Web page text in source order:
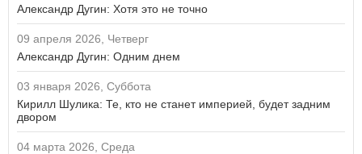
Александр Дугин: Хотя это не точно
09 апреля 2026, Четверг
Александр Дугин: Одним днем
03 января 2026, Суббота
Кирилл Шулика: Те, кто не станет империей, будет задним
двором
04 марта 2026, Среда